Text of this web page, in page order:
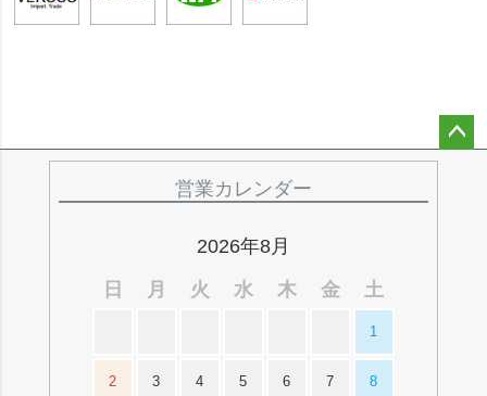
営業カレンダー
2026年8月
日
月 火 水 木 金 土
1
2 3 4 5 6 7 8